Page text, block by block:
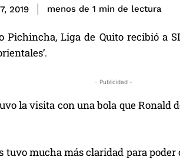
2019 menos de 1 min de lectura
Pichincha, Liga de Quito recibió a
- Publicidad -
la visita con una bola que Ronald
tuvo mucha más claridad para